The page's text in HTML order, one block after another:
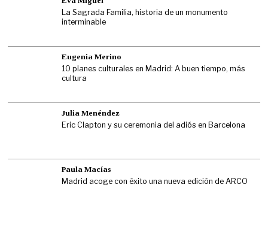
La Sagrada Familia, historia de un monumento
interminable
Eugenia Merino
10 planes culturales en Madrid: A buen tiempo, más
cultura
Julia Menéndez
Eric Clapton y su ceremonia del adiós en Barcelona
Paula Macías
Madrid acoge con éxito una nueva edición de ARCO